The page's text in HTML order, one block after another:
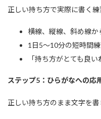
正しい持ち方で実際に書く練
横線、縦線、斜め線か
1日5〜10分の短時間
「持ち方がとても良
ステップ5：ひらがなへの応
正しい持ち方のまま文字を書